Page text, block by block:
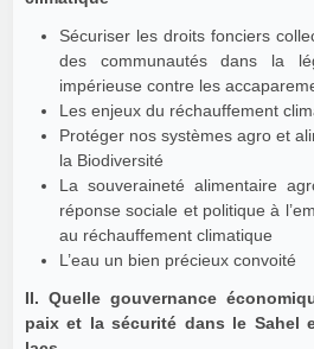
Sécuriser les droits fonciers
des communautés dans la
impérieuse contre les
Les enjeux du réchauffement
Protéger nos systèmes agro et
la Biodiversité
La souveraineté alimentaire
réponse sociale et politique à
au réchauffement climatique
L’eau un bien précieux convoité
II. Quelle gouvernance
paix et la sécurité dans le Sahel